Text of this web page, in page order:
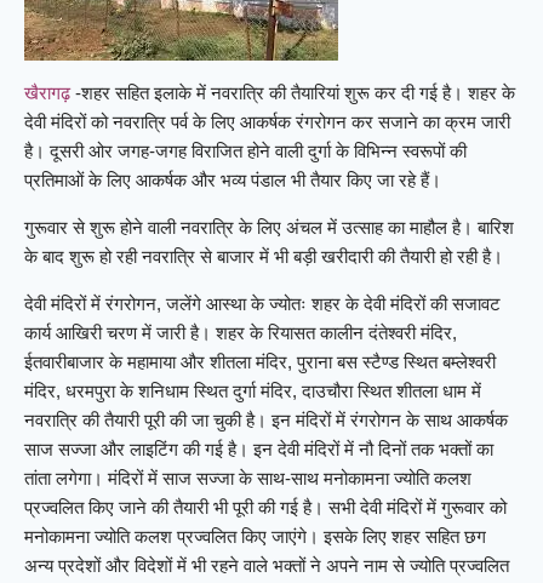
खैरागढ़-शहर सहित इलाके में नवरात्रि की तैयारियां शुरू कर दी गई है। शहर के
देवी मंदिरों को नवरात्रि पर्व के लिए आकर्षक रंगरोगन कर सजाने का क्रम जारी
है। दूसरी ओर जगह-जगह विराजित होने वाली दुर्गा के विभिन्न स्वरूपों की
प्रतिमाओं के लिए आकर्षक और भव्य पंडाल भी तैयार किए जा रहे हैं।
गुरूवार से शुरू होने वाली नवरात्रि के लिए अंचल में उत्साह का माहौल है। बारिश
के बाद शुरू हो रही नवरात्रि से बाजार में भी बड़ी खरीदारी की तैयारी हो रही है।
देवी मंदिरों में रंगरोगन, जलेंगे आस्था के ज्योतः शहर के देवी मंदिरों की सजावट
कार्य आखिरी चरण में जारी है। शहर के रियासत कालीन दंतेश्वरी मंदिर,
ईतवारीबाजार के महामाया और शीतला मंदिर, पुराना बस स्टैण्ड स्थित बम्लेश्वरी
मंदिर, धरमपुरा के शनिधाम स्थित दुर्गा मंदिर, दाउचौरा स्थित शीतला धाम में
नवरात्रि की तैयारी पूरी की जा चुकी है। इन मंदिरों में रंगरोगन के साथ आकर्षक
साज सज्जा और लाइटिंग की गई है। इन देवी मंदिरों में नौ दिनों तक भक्तों का
तांता लगेगा। मंदिरों में साज सज्जा के साथ-साथ मनोकामना ज्योति कलश
प्रज्वलित किए जाने की तैयारी भी पूरी की गई है। सभी देवी मंदिरों में गुरूवार को
मनोकामना ज्योति कलश प्रज्वलित किए जाएंगे। इसके लिए शहर सहित छग
अन्य प्रदेशों और विदेशों में भी रहने वाले भक्तों ने अपने नाम से ज्योति प्रज्वलित